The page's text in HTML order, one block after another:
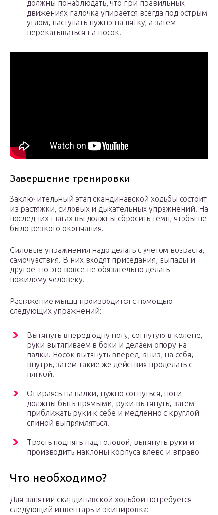
должны понаблюдать, что при правильных
движениях палочка упирается всегда под острым
углом, наступать нужно на пятку, а затем
перекатываться на носок.
Завершение тренировки
Заключительный этап скандинавской ходьбы состоит
из растяжки, силовых и дыхательных упражнений. На
последних шагах вы должны сбросить темп, чтобы не
было резкого окончания.
Силовые упражнения надо делать с учетом возраста,
самочувствия. В них входят приседания, выпады и
другое, но это вовсе не обязательно делать
пожилому человеку.
Растяжение мышц производится с помощью
следующих упражнений:
Вытянуть вперед одну ногу, согнутую в колене,
руки вытягиваем в боки и делаем опору на
палки. Носок вытянуть вперед, вниз, на себя,
внутрь, затем такие же действия проделать с
пяткой.
Опираясь на палки, нужно согнуться, ноги
должны быть прямыми, руки вытянуть, затем
приближать руки к себе и медленно с круглой
спиной выпрямляться.
Трость поднять над головой, вытянуть руки и
производить наклоны корпуса влево и вправо.
Что необходимо?
Для занятий скандинавской ходьбой потребуется
следующий инвентарь и экипировка: